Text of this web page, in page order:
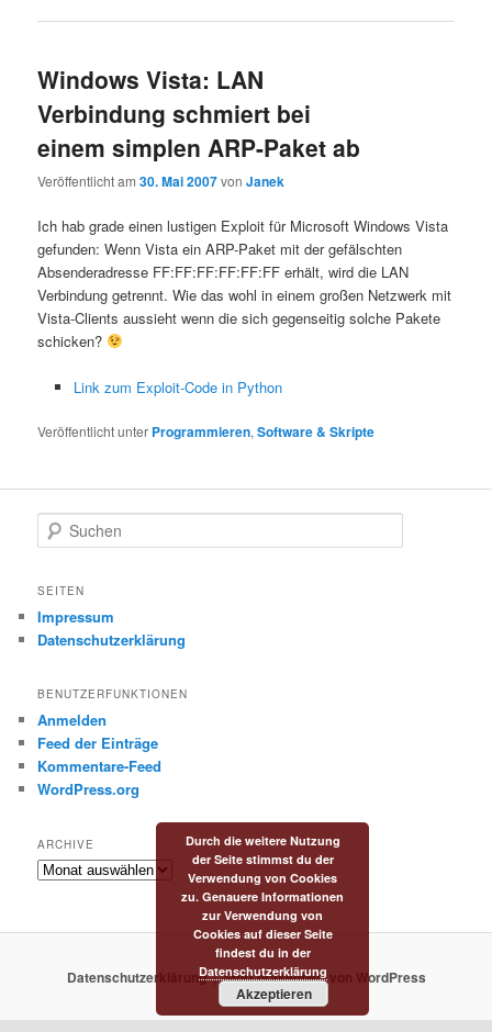
Windows Vista: LAN
Verbindung schmiert bei
einem simplen ARP-Paket ab
Veröffentlicht am30. Mai 2007vonJanek
Ich hab grade einen lustigen Exploit für Microsoft Windows Vista
gefunden: Wenn Vista ein ARP-Paket mit der gefälschten
Absenderadresse FF:FF:FF:FF:FF:FF erhält, wird die LAN
Verbindung getrennt. Wie das wohl in einem großen Netzwerk mit
Vista-Clients aussieht wenn die sich gegenseitig solche Pakete
schicken?
Link zum Exploit-Code in Python
Veröffentlicht unter Programmieren,Software & Skripte
u
h
n
SEITEN
Impressum
Datenschutzerklärung
BENUTZERFUNKTIONEN
Anmelden
Feed der Einträge
Kommentare-Feed
WordPress.org
ARCHIVE
Archive
Datenschutzerklärung Stolz präsentiert von WordPress
Durch die weitere Nutzung
der Seite stimmst du der
Verwendung von Cookies
zu. Genauere Informationen
zur Verwendung von
Cookies auf dieser Seite
findest du in der
Datenschutzerklärung
Akzeptieren